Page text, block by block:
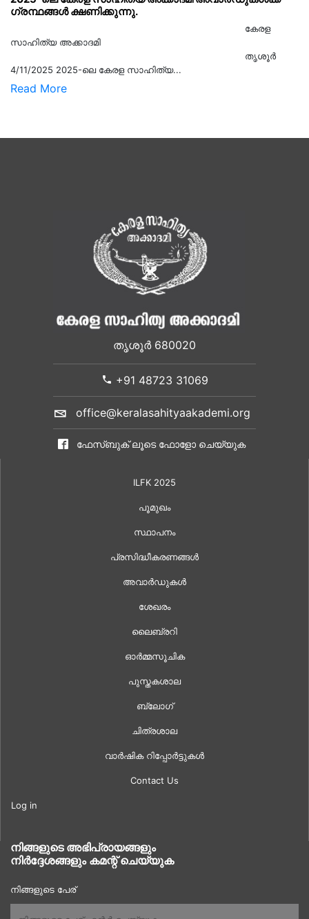
ഗ്രന്ഥങ്ങൾ ക്ഷണിക്കുന്നു.
കേരള
സാഹിത്യ അക്കാദമി
തൃശൂര്‍
4/11/2025 2025-ലെ കേരള സാഹിത്യ...
Read More
തൃശൂർ 680020
+91 48723 31069
office@keralasahityaakademi.org
ഫേസ്ബുക് ലൂടെ ഫോളോ ചെയ്യുക
ILFK 2025
പൂമുഖം
സ്ഥാപനം
പ്രസിദ്ധീകരണങ്ങൾ
അവാർഡുകൾ
ശേഖരം
ലൈബ്രറി
ഓർമ്മസൂചിക
പുസ്തകശാല
ബ്ലോഗ്
ചിത്രശാല
വാർഷിക റിപ്പോർട്ടുകൾ
Contact Us
Log in
നിങ്ങളുടെ അഭിപ്രായങ്ങളും
നിർദ്ദേശങ്ങളും കമന്റ് ചെയ്യുക
നിങ്ങളുടെ പേര്